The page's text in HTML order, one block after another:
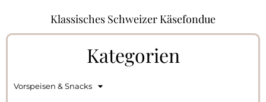
Klassisches Schweizer Käsefondue
Kategorien
Vorspeisen & Snacks